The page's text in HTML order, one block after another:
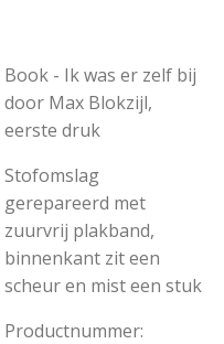
Book - Ik was er zelf bij
door Max Blokzijl,
eerste druk
Stofomslag
gerepareerd met
zuurvrij plakband,
binnenkant zit een
scheur en mist een stuk
Productnummer: